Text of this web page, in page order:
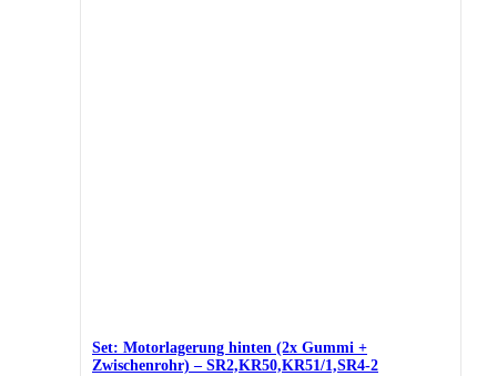
Set: Motorlagerung hinten (2x Gummi +
Zwischenrohr) – SR2,KR50,KR51/1,SR4-2